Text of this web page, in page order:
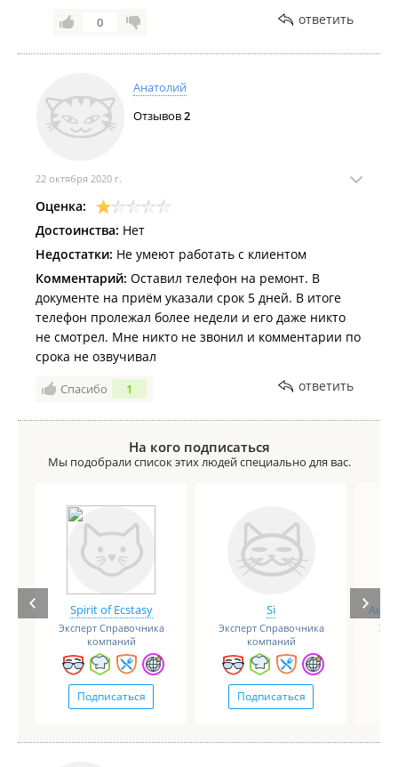
0 ответить
Анатолий
Отзывов2
22 октября 2020 г.
Оценка:
Достоинства: Нет
Недостатки: Не умеют работать с клиентом
Комментарий: Оставил телефон на ремонт. В
документе на приём указали срок 5 дней. В итоге
телефон пролежал более недели и его даже никто
не смотрел. Мне никто не звонил и комментарии по
срока не озвучивал
Спасибо 1 ответить
На кого подписаться
Мы подобрали список этих людей специально для вас.
Spirit of Ecstasy
Эксперт Справочника
компаний
Подписаться
Si
Эксперт Справочника
компаний
Подписаться